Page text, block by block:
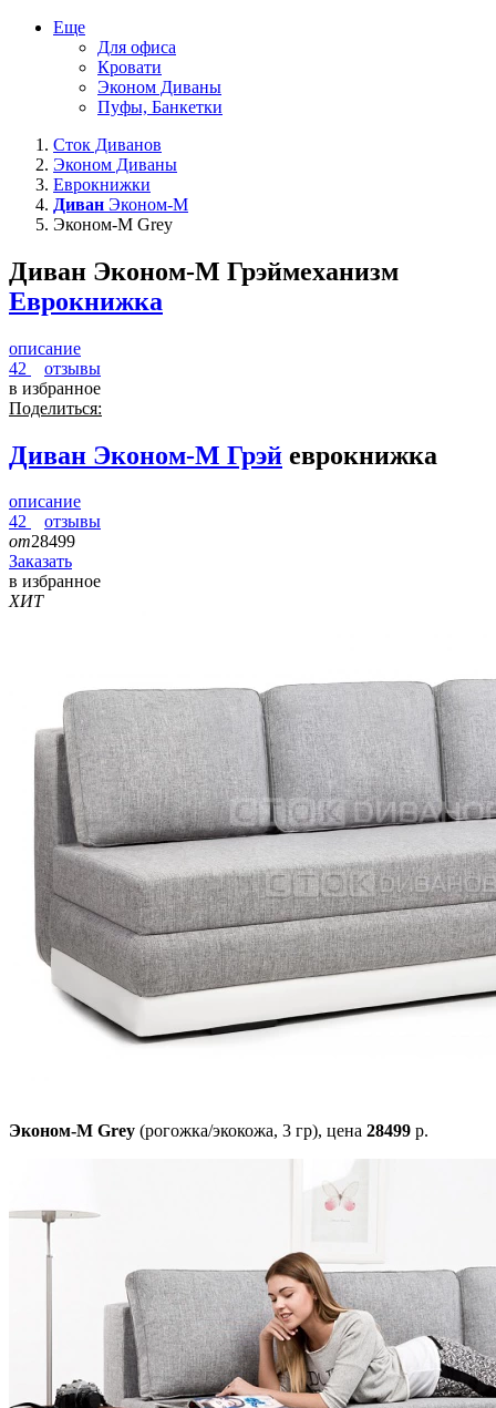
Еще
Для офиса
Кровати
Эконом Диваны
Пуфы, Банкетки
Сток Диванов
Эконом Диваны
Еврокнижки
Диван Эконом-М
Эконом-М Grey
Диван Эконом-М Грэймеханизм
Еврокнижка
описание
42
отзывы
в избранное
Поделиться:
Диван Эконом-М Грэй еврокнижка
описание
42
отзывы
от28499
Заказать
в избранное
ХИТ
Эконом-М Grey (рогожка/экокожа, 3 гр), цена 28499 р.